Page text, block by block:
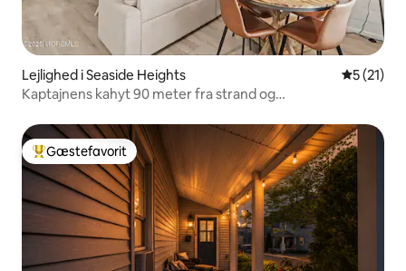
Lejlighed i Seaside Heights 5 ud af 5
5 (21)
Kaptajnens kahyt 90 meter fra strand og
Bedste gæstefavorit
Gæstefavorit